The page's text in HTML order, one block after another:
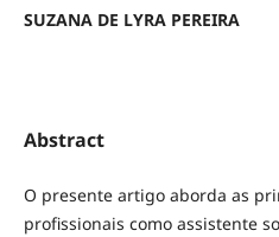
SUZANA DE LYRA PEREIRA
Abstract
O presente artigo aborda as
profissionais como assistente